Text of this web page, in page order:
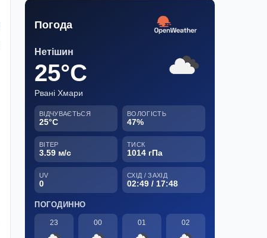
Погода
Нетішин
25°C
Рвані Хмари
ВІДЧУВАЄТЬСЯ
25°C
ВОЛОГІСТЬ
47%
ВІТЕР
3.59 м/с
ТИСК
1014 гПа
UV
0
СХІД / ЗАХІД
02:49 / 17:48
ПОГОДИННО
23 00 01 02